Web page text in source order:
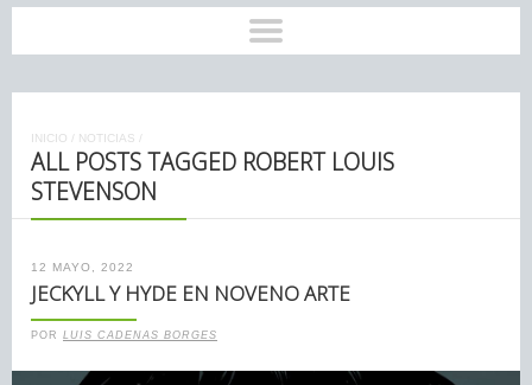
INICIO / NOTICIAS /
ALL POSTS TAGGED ROBERT LOUIS
STEVENSON
12 MAYO, 2022
JECKYLL Y HYDE EN NOVENO ARTE
POR LUIS CADENAS BORGES